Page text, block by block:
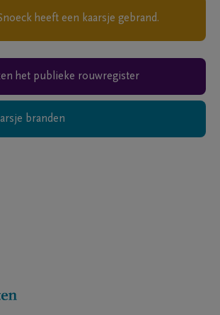
heeft een kaarsje gebrand.
het publieke rouwregister
branden